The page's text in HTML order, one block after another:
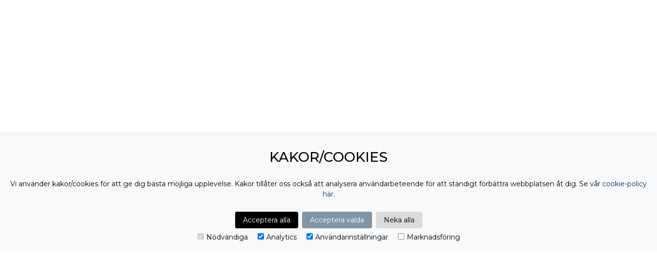
KAKOR/COOKIES
Vi använder kakor/cookies för att ge dig bästa möjliga upplevelse. Kakor tillåter oss också att analysera användarbeteende för att ständigt förbättra webbplatsen åt dig. Se vår cookie-policy
här.
Acceptera alla Acceptera valda
Neka alla
Nödvändiga
Analytics Användarinställningar Marknadsföring